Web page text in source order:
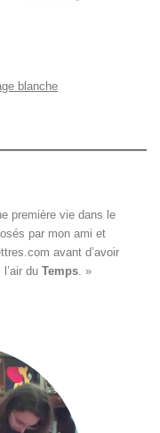
blanche
première vie dans le
par mon ami et
avant d’avoir
du Temps. »